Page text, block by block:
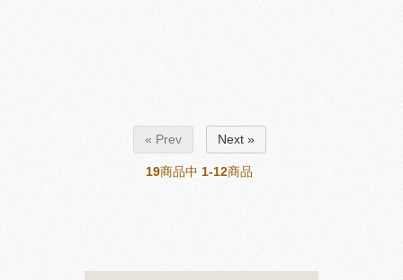
« Prev Next »
19商品中 1-12商品